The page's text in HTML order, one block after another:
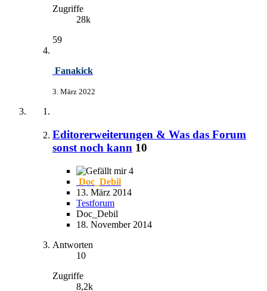
Zugriffe
28k
59
Fanakick
3. März 2022
Editorerweiterungen & Was das Forum
sonst noch kann 10
4
Doc_Debil
13. März 2014
Testforum
Doc_Debil
18. November 2014
Antworten
10
Zugriffe
8,2k